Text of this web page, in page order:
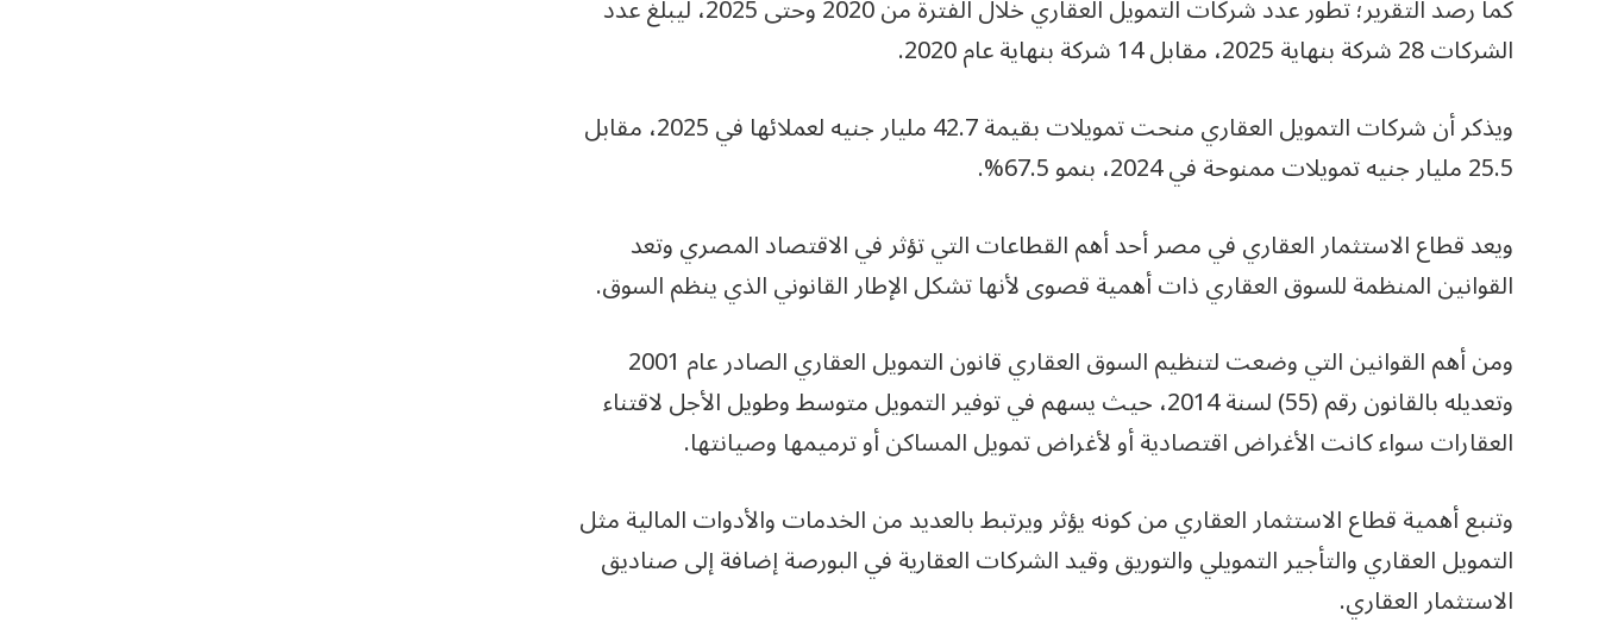
كما رصد التقرير؛ تطور عدد شركات التمويل العقاري خلال الفترة من 2020 وحتى 2025، ليبلغ عدد
الشركات 28 شركة بنهاية 2025، مقابل 14 شركة بنهاية عام 2020.
ويذكر أن شركات التمويل العقاري منحت تمويلات بقيمة 42.7 مليار جنيه لعملائها في 2025، مقابل
25.5 مليار جنيه تمويلات ممنوحة في 2024، بنمو 67.5%.
ويعد قطاع الاستثمار العقاري في مصر أحد أهم القطاعات التي تؤثر في الاقتصاد المصري وتعد
القوانين المنظمة للسوق العقاري ذات أهمية قصوى لأنها تشكل الإطار القانوني الذي ينظم السوق.
ومن أهم القوانين التي وضعت لتنظيم السوق العقاري قانون التمويل العقاري الصادر عام 2001
وتعديله بالقانون رقم (55) لسنة 2014، حيث يسهم في توفير التمويل متوسط وطويل الأجل لاقتناء
العقارات سواء كانت الأغراض اقتصادية أو لأغراض تمويل المساكن أو ترميمها وصيانتها.
وتنبع أهمية قطاع الاستثمار العقاري من كونه يؤثر ويرتبط بالعديد من الخدمات والأدوات المالية مثل
التمويل العقاري والتأجير التمويلي والتوريق وقيد الشركات العقارية في البورصة إضافة إلى صناديق
الاستثمار العقاري.